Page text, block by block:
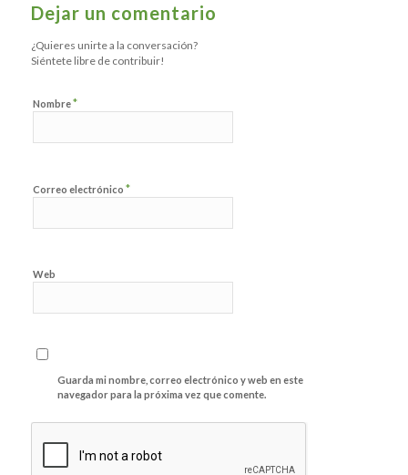
Dejar un comentario
¿Quieres unirte a la conversación?
Siéntete libre de contribuir!
Nombre*
Correo electrónico *
Web
Guarda mi nombre, correo electrónico y web en este
navegador para la próxima vez que comente.